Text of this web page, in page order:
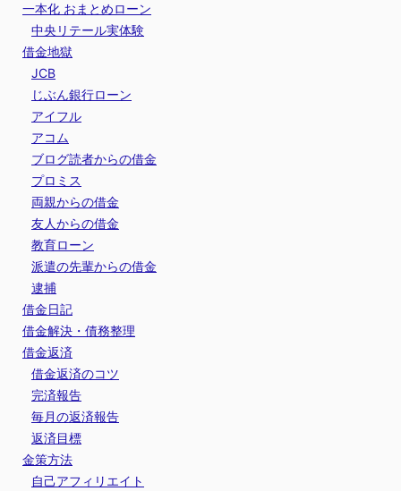
一本化 おまとめローン
中央リテール実体験
借金地獄
JCB
じぶん銀行ローン
アイフル
アコム
ブログ読者からの借金
プロミス
両親からの借金
友人からの借金
教育ローン
派遣の先輩からの借金
逮捕
借金日記
借金解決・債務整理
借金返済
借金返済のコツ
完済報告
毎月の返済報告
返済目標
金策方法
自己アフィリエイト